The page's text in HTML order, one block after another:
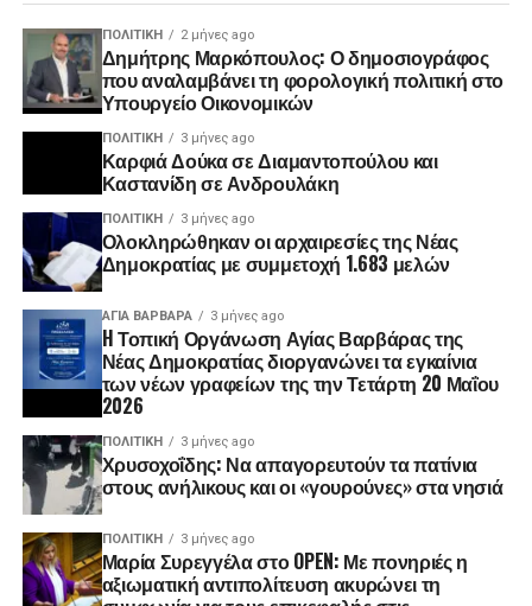
ΠΟΛΙΤΙΚΉ 2 μήνες ago
Δημήτρης Μαρκόπουλος: Ο δημοσιογράφος
που αναλαμβάνει τη φορολογική πολιτική στο
Υπουργείο Οικονομικών
ΠΟΛΙΤΙΚΉ 3 μήνες ago
Καρφιά Δούκα σε Διαμαντοπούλου και
Καστανίδη σε Ανδρουλάκη
ΠΟΛΙΤΙΚΉ 3 μήνες ago
Ολοκληρώθηκαν οι αρχαιρεσίες της Νέας
Δημοκρατίας με συμμετοχή 1.683 μελών
ΑΓΙΑ ΒΑΡΒΑΡΑ 3 μήνες ago
H Τοπική Οργάνωση Αγίας Βαρβάρας της
Νέας Δημοκρατίας διοργανώνει τα εγκαίνια
των νέων γραφείων της την Τετάρτη 20 Μαΐου
2026
ΠΟΛΙΤΙΚΉ 3 μήνες ago
Χρυσοχοΐδης: Να απαγορευτούν τα πατίνια
στους ανήλικους και οι «γουρούνες» στα νησιά
ΠΟΛΙΤΙΚΉ 3 μήνες ago
Μαρία Συρεγγέλα στο OPEN: Με πονηριές η
αξιωματική αντιπολίτευση ακυρώνει τη